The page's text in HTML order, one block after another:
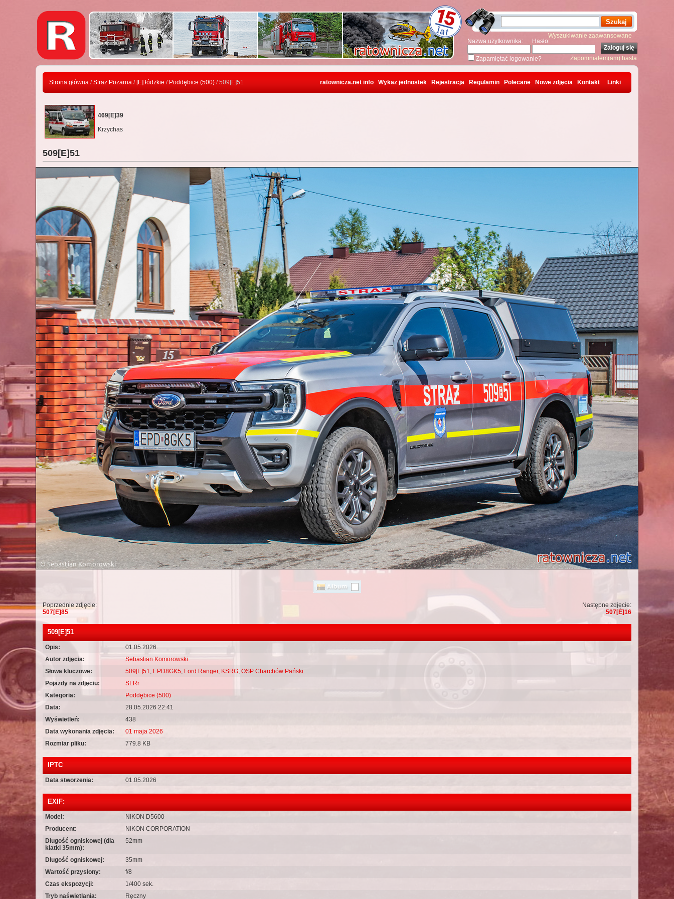
Wyszukiwanie zaawansowane
Nazwa użytkownika:
Hasło:
Zapamiętać logowanie? Zapomniałem(am) hasła
Strona główna /Straż Pożarna / [E] łódzkie / Poddębice (500) / 509[E]51 ratownicza.net info Wykaz jednostek Rejestracja Regulamin Polecane Nowe zdjęcia Kontakt Linki
469[E]39
Krzychas
509[E]51
Poprzednie zdjęcie:
507[E]85
Następne zdjęcie:
507[E]16
509[E]51
Opis:
01.05.2026.
Autor zdjęcia:
Sebastian Komorowski
Słowa kluczowe:
509[E]51, EPD8GK5, Ford Ranger, KSRG, OSP Charchów Pański
Pojazdy na zdjęciu:
SLRr
Kategoria:
Poddębice (500)
Data:
28.05.2026 22:41
Wyświetleń:
438
Data wykonania zdjęcia:
01 maja 2026
Rozmiar pliku:
779.8 KB
IPTC
Data stworzenia: 01.05.2026
EXIF:
Model:
NIKON D5600
Producent:
NIKON CORPORATION
Długość ogniskowej (dla
klatki 35mm):
52mm
Długość ogniskowej:
35mm
Wartość przysłony:
f/8
Czas ekspozycji:
1/400 sek.
Tryb naświetlania:
Ręczny